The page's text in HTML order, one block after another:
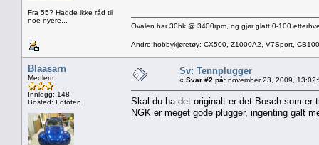
Fra 55? Hadde ikke råd til
noe nyere...
Ovalen har 30hk @ 3400rpm, og gjør glatt 0-100
Andre hobbykjøretøy: CX500, Z1000A2, V7Sport, CB100
Blaasarn
Medlem
Innlegg: 148
Bosted: Lofoten
Sv: Tennplugger
« Svar #2 på: november 23, 2009,
Skal du ha det originalt er det Bosch som er
NGK er meget gode plugger, ingenting galt